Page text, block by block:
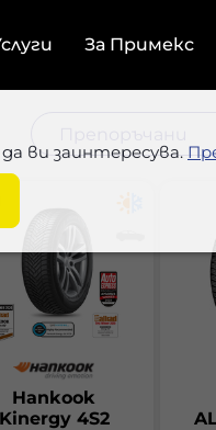
ви заинтересува.
За Примекс
Hankook
Kinergy 4S2